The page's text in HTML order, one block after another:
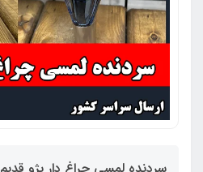
سردنده لمسی چراغ دار پژو قدیم